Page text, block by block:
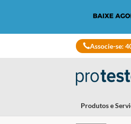
Associe-se:
Produtos e